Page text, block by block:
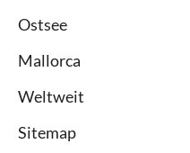
Ostsee
Mallorca
Weltweit
Sitemap